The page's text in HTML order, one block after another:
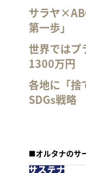
サラヤ
第一歩」
世界ではプ
1300万円
各地に「捨
SDGs戦略
■オルタナのサ